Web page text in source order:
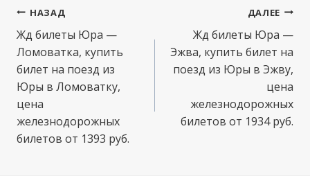
Навигация
по
записям
НАЗАД
Жд билеты Юра —
Ломоватка, купить
билет на поезд из
Юры в Ломоватку,
цена
железнодорожных
билетов от 1393 руб.
ДАЛЕЕ
Жд билеты Юра —
Эжва, купить билет на
поезд из Юры в Эжву,
цена
железнодорожных
билетов от 1934 руб.